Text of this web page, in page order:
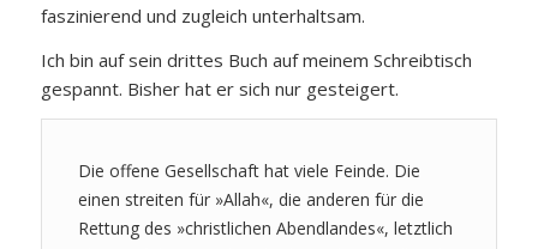
faszinierend und zugleich unterhaltsam.
Ich bin auf sein drittes Buch auf meinem Schreibtisch
gespannt. Bisher hat er sich nur gesteigert.
Die offene Gesellschaft hat viele Feinde. Die
einen streiten für »Allah«, die anderen für die
Rettung des »christlichen Abendlandes«, letztlich